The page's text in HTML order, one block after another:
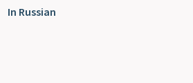
In Russian